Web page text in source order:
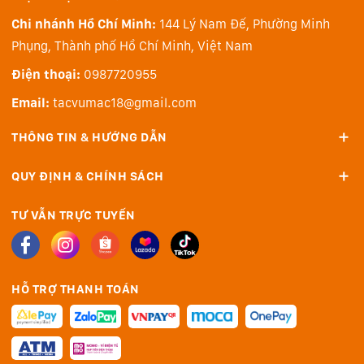
Film Simulation
19 chế độ Film Simulation trong X-S20 mô phỏng nước
triển trong hơn 85 năm.
Lấy nét tự động kết hợp AI
X-Processor 5 có tính năng lấy nét tự động phát hiện
chủ thể được xây dựng bằng công nghệ Deep-Learning
AI. Ngoài khả năng theo dõi và phát hiện lấy nét tự
động đáng kinh ngạc cho khuôn mặt và mắt người, Fuji
X-S20 giờ đây có thể tự động phát hiện và theo dõi
Chi nhánh Hồ Chí Minh: 144 Lý Nam Đế, Phường Minh
Phụng, Thành phố Hồ Chí Minh, Việt Nam
Điện thoại: 0987720955
Email: tacvumac18@gmail.com
THÔNG TIN & HƯỚNG DẪN
QUY ĐỊNH & CHÍNH SÁCH
TƯ VẪN TRỰC TUYẾN
HỖ TRỢ THANH TOÁN